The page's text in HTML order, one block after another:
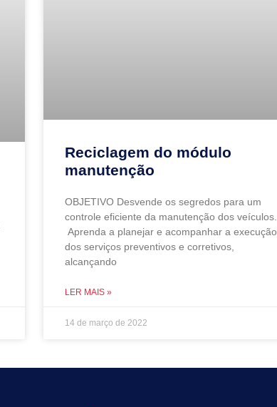
Reciclagem do módulo
manutenção
OBJETIVO Desvende os segredos para um
controle eficiente da manutenção dos veículos.
Aprenda a planejar e acompanhar a execução
dos serviços preventivos e corretivos,
alcançando
LER MAIS »
14 de março de 2022